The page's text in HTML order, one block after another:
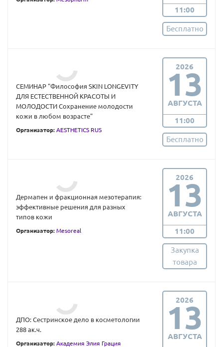
11:00
Бесплатно
СЕМИНАР "Философия SKIN LONGEVITY
ДЛЯ ЕСТЕСТВЕННОЙ КРАСОТЫ И
МОЛОДОСТИ Сохранение молодости
кожи в любом возрасте"
Организатор: AESTHETICS RUS
2026
13
АВГУСТА
11:00
Бесплатно
Дермапен и фракционная мезотерапия:
эффективные решения для разных
типов кожи
Организатор: Mesoreal
2026
13
АВГУСТА
11:00
Закупка
товара
ДПО: Сестринское дело в косметологии
288 ак.ч.
Организатор: Академия Элия Грация
2026
13
АВГУСТА